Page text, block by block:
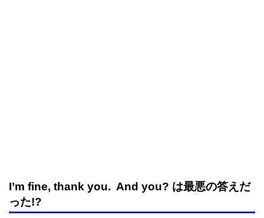
I’m fine, thank you. And you? は最悪の答えだ
った!?